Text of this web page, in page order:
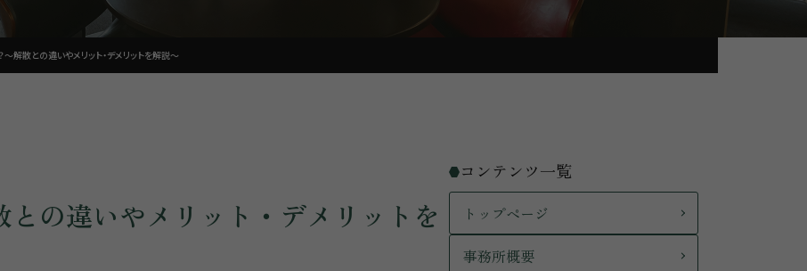
解散との違いやメリット・デメリットを解説〜
の違いやメリット・デメリットを
コンテンツ一覧
トップページ
事務所概要